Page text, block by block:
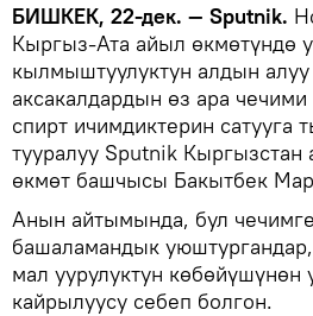
БИШКЕК, 22-дек. — Sputnik.
Кыргыз-Ата айыл өкмөтүндө
кылмыштуулуктун алдын
аксакалдардын өз ара
спирт ичимдиктерин сатууга
тууралуу Sputnik Кыргызстан
өкмөт башчысы Бакытбек
Анын айтымында, бул
башаламандык
мал уурулуктун
кайрылуусу себеп болгон.